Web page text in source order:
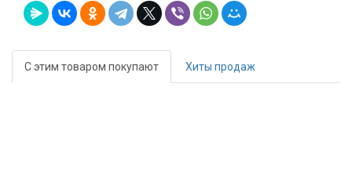
С этим товаром покупают Хиты продаж